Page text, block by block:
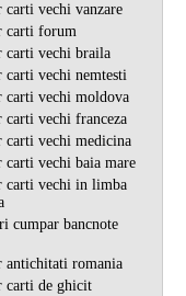
carti vechi vanzare
carti forum
carti vechi braila
carti vechi nemtesti
carti vechi moldova
carti vechi franceza
carti vechi medicina
carti vechi baia mare
carti vechi in limba
cumpar bancnote
antichitati romania
carti de ghicit